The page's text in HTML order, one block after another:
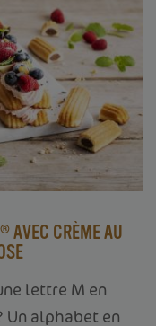
AVEC CRÈME AU
lettre M en
alphabet en